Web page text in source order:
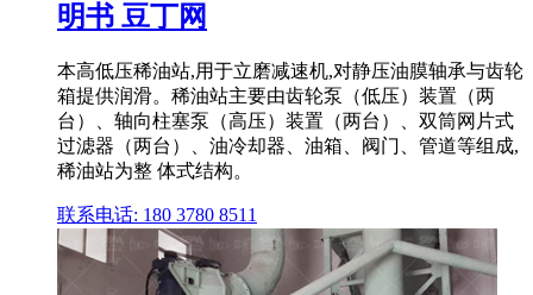
明书 豆丁网
本高低压稀油站,用于立磨减速机,对静压油膜轴承与齿轮
箱提供润滑。稀油站主要由齿轮泵（低压）装置（两
台）、轴向柱塞泵（高压）装置（两台）、双筒网片式
过滤器（两台）、油冷却器、油箱、阀门、管道等组成,
稀油站为整 体式结构。
联系电话: 180 3780 8511